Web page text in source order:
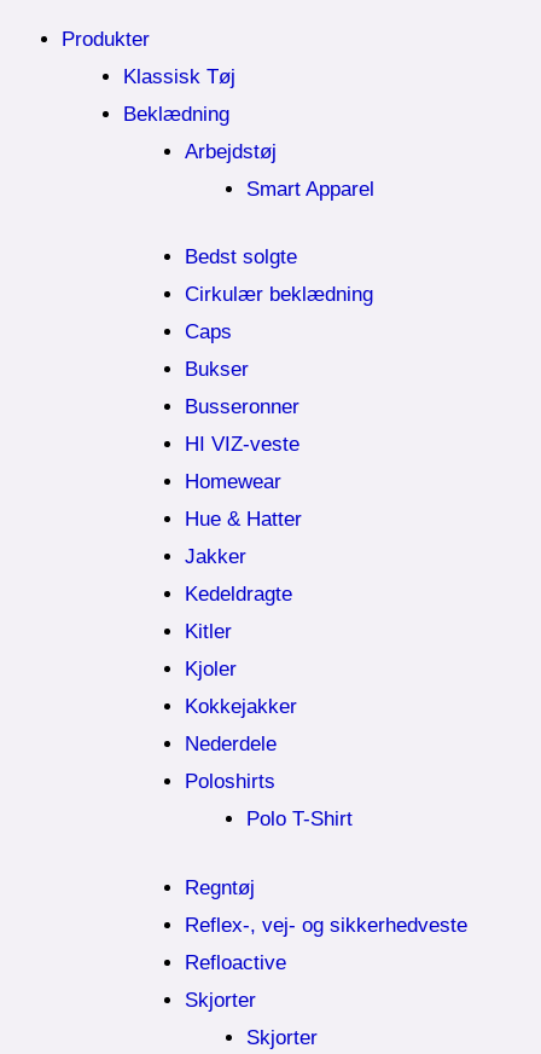
Produkter
Klassisk Tøj
Beklædning
Arbejdstøj
Smart Apparel
Bedst solgte
Cirkulær beklædning
Caps
Bukser
Busseronner
HI VIZ-veste
Homewear
Hue & Hatter
Jakker
Kedeldragte
Kitler
Kjoler
Kokkejakker
Nederdele
Poloshirts
Polo T-Shirt
Regntøj
Reflex-, vej- og sikkerhedveste
Refloactive
Skjorter
Skjorter